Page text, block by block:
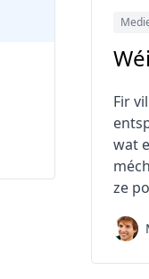
Fir
wat
ze